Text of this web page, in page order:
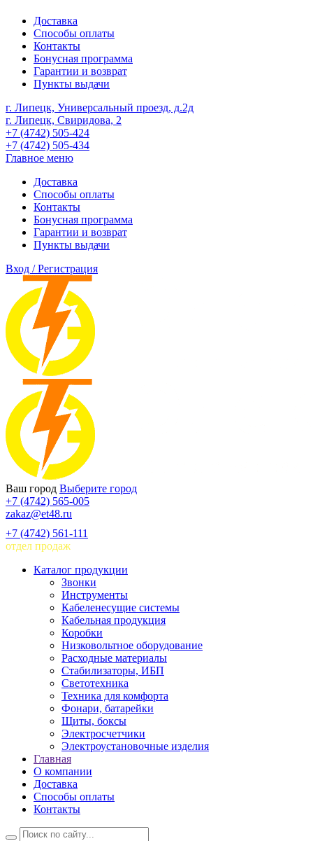
Доставка
Способы оплаты
Контакты
Бонусная программа
Гарантии и возврат
Пункты выдачи
г. Липецк, Универсальный проезд, д.2д
г. Липецк, Свиридова, 2
+7 (4742) 505-424
+7 (4742) 505-434
Главное меню
Доставка
Способы оплаты
Контакты
Бонусная программа
Гарантии и возврат
Пункты выдачи
Вход / Регистрация
Ваш город Выберите город
+7 (4742) 565-005
zakaz@et48.ru
+7 (4742) 561-111
отдел продаж
Каталог продукции
Звонки
Инструменты
Кабеленесущие системы
Кабельная продукция
Коробки
Низковольтное оборудование
Расходные материалы
Стабилизаторы, ИБП
Светотехника
Техника для комфорта
Фонари, батарейки
Щиты, боксы
Электросчетчики
Электроустановочные изделия
Главная
О компании
Доставка
Способы оплаты
Контакты